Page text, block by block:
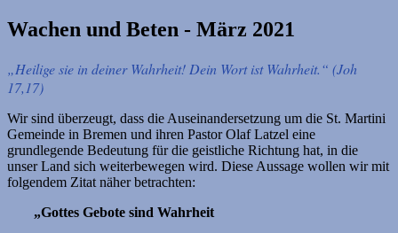
Wachen und Beten - März 2021
„Heilige sie in deiner Wahrheit! Dein Wort ist Wahrheit.“ (Joh
17,17)
Wir sind überzeugt, dass die Auseinandersetzung um die St. Martini
Gemeinde in Bremen und ihren Pastor Olaf Latzel eine
grundlegende Bedeutung für die geistliche Richtung hat, in die
unser Land sich weiterbewegen wird. Diese Aussage wollen wir mit
folgendem Zitat näher betrachten:
„Gottes Gebote sind Wahrheit